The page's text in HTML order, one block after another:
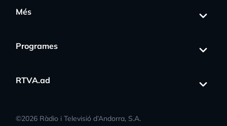
Més
Programes
RTVA.ad
©2026 Ràdio i Televisió d’Andorra, S.A.